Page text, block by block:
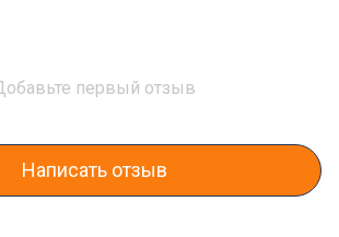
первый отзыв
Написать отзыв